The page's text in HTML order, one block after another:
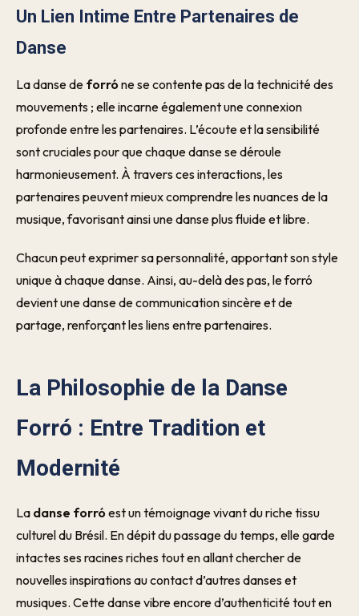
Un Lien Intime Entre Partenaires de
Danse
La danse de forró ne se contente pas de la technicité des
mouvements ; elle incarne également une connexion
profonde entre les partenaires. L’écoute et la sensibilité
sont cruciales pour que chaque danse se déroule
harmonieusement. À travers ces interactions, les
partenaires peuvent mieux comprendre les nuances de la
musique, favorisant ainsi une danse plus fluide et libre.
Chacun peut exprimer sa personnalité, apportant son style
unique à chaque danse. Ainsi, au-delà des pas, le forró
devient une danse de communication sincère et de
partage, renforçant les liens entre partenaires.
La Philosophie de la Danse
Forró : Entre Tradition et
Modernité
La danse forró est un témoignage vivant du riche tissu
culturel du Brésil. En dépit du passage du temps, elle garde
intactes ses racines riches tout en allant chercher de
nouvelles inspirations au contact d’autres danses et
musiques. Cette danse vibre encore d’authenticité tout en